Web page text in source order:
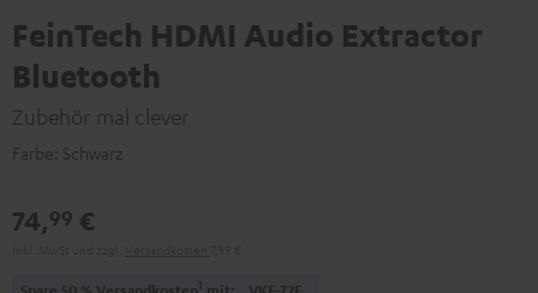
FeinTech HDMI Audio Extractor
Bluetooth
Zubehör mal clever
Farbe: Schwarz
74,99 €
1